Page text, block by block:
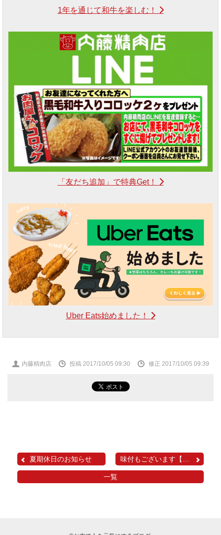
1年を通じて和牛を楽しむ！
「友だち追加」で特典Get！
Uber Eats始めました！
内藤精肉店 投稿 2017/10/05 09:30 修正 2017/10/05 09:39
夏期休日のお知らせ
一覧